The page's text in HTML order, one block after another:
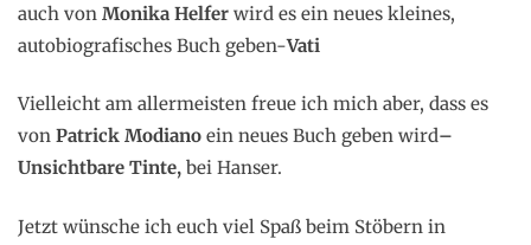
auch von Monika Helfer wird es ein neues kleines,
autobiografisches Buch geben-Vati
Vielleicht am allermeisten freue ich mich aber, dass es
von Patrick Modiano ein neues Buch geben wird–
Unsichtbare Tinte, bei Hanser.
Jetzt wünsche ich euch viel Spaß beim Stöbern in